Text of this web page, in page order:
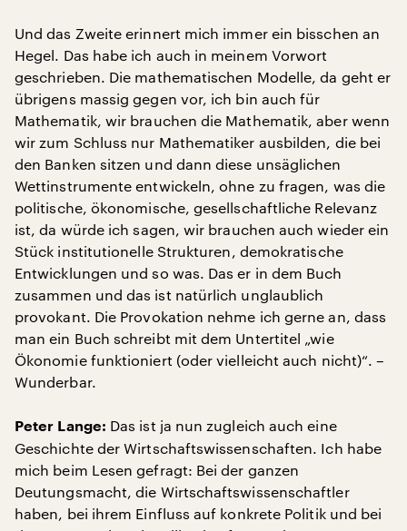
Und das Zweite erinnert mich immer ein bisschen an
Hegel. Das habe ich auch in meinem Vorwort
geschrieben. Die mathematischen Modelle, da geht er
übrigens massig gegen vor, ich bin auch für
Mathematik, wir brauchen die Mathematik, aber wenn
wir zum Schluss nur Mathematiker ausbilden, die bei
den Banken sitzen und dann diese unsäglichen
Wettinstrumente entwickeln, ohne zu fragen, was die
politische, ökonomische, gesellschaftliche Relevanz
ist, da würde ich sagen, wir brauchen auch wieder ein
Stück institutionelle Strukturen, demokratische
Entwicklungen und so was. Das er in dem Buch
zusammen und das ist natürlich unglaublich
provokant. Die Provokation nehme ich gerne an, dass
man ein Buch schreibt mit dem Untertitel „wie
Ökonomie funktioniert (oder vielleicht auch nicht)“. –
Wunderbar.
Peter Lange: Das ist ja nun zugleich auch eine
Geschichte der Wirtschaftswissenschaften. Ich habe
mich beim Lesen gefragt: Bei der ganzen
Deutungsmacht, die Wirtschaftswissenschaftler
haben, bei ihrem Einfluss auf konkrete Politik und bei